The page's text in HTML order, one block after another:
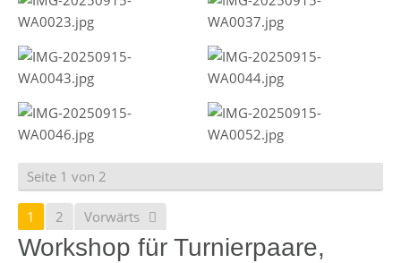
Seite 1 von 2
1 2 Vorwärts
Workshop für Turnierpaare,